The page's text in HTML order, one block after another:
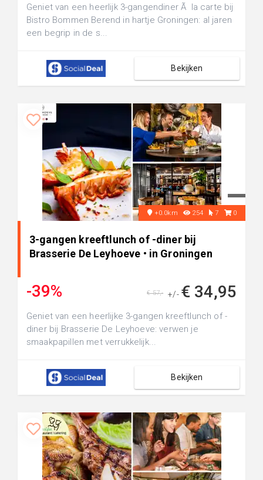
Geniet van een heerlijk 3-gangendiner Ã la carte bij
Bistro Bommen Berend in hartje Groningen: al jaren
een begrip in de s...
Bekijken
+0.0km 254 7 0
3-gangen kreeftlunch of -diner bij
Brasserie De Leyhoeve • in Groningen
-39% +/- € 34,95
€ 57,-
Geniet van een heerlijke 3-gangen kreeftlunch of -
diner bij Brasserie De Leyhoeve: verwen je
smaakpapillen met verrukkelijk...
Bekijken